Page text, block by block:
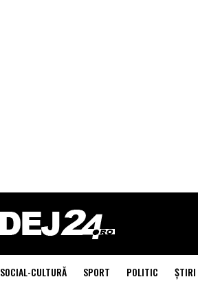
SOCIAL-CULTURĂ SPORT POLITIC ŞTIRI